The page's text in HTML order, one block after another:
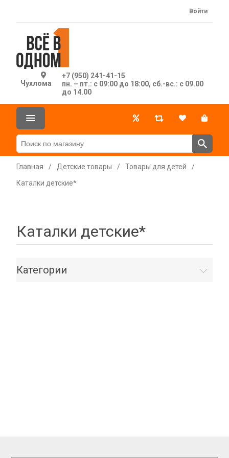
Чухлома
+7 (950) 241-41-15
пн. – пт.: с 09:00 до 18:00, сб.-вс.: с 09.00
до 14.00
Войти
Главная / Детские товары / Товары для детей
/
Каталки детские*
Каталки детские*
Категории